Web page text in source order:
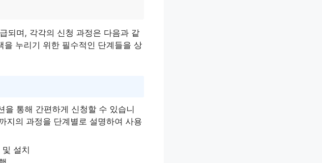
되며, 각각의 신청 과정은 다음과 같
누리기 위한 필수적인 단계들을 상
을 통해 간편하게 신청할 수 있습니
지의 과정을 단계별로 설명하여 사용
및 설치